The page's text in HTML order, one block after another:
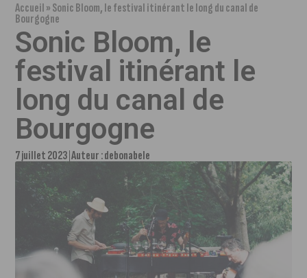
Accueil»Sonic Bloom, le festival itinérant le long du canal de
Bourgogne
Sonic Bloom, le
festival itinérant le
long du canal de
Bourgogne
7 juillet 2023 Auteur :debonabele